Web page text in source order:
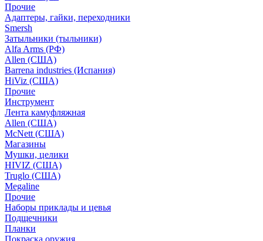
Прочие
Адаптеры, гайки, переходники
Smersh
Затыльники (тыльники)
Alfa Arms (РФ)
Allen (США)
Barrena industries (Испания)
HiViz (США)
Прочие
Инструмент
Лента камуфляжная
Allen (США)
McNett (США)
Магазины
Мушки, целики
HIVIZ (США)
Truglo (США)
Megaline
Прочие
Наборы приклады и цевья
Подщечники
Планки
Покраска оружия